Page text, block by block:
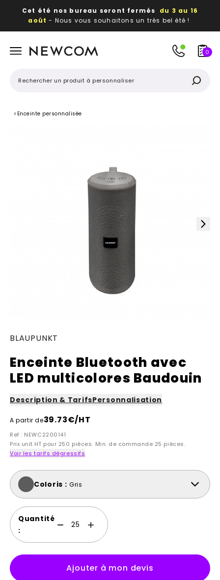
Cet été nos bureau seront fermés du 3 au 16
août - Nous vous souhaitons un très bel été !
publicitaires
0
< Enceinte personnalisée
BLAUPUNKT
Enceinte Bluetooth avec
LED multicolores Baudouin
Description & TarifsPersonnalisation
A partir de39.73€/HT
Ref : NEWC2200141
Prix unit.HT pour 250 pièces. Min. de commande 25 pièces.
Voir les tarifs dégressifs
Coloris : Gris
Quantité
:
Ajouter à mon devis